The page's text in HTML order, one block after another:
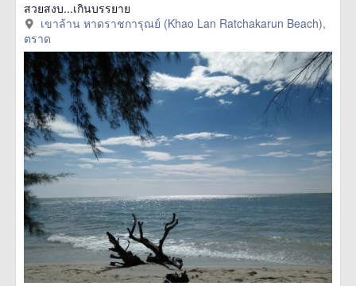
สวยสงบ...เกินบรรยาย
เขาล้าน หาดราชการุณย์ (Khao Lan Ratchakarun Beach),
ตราด